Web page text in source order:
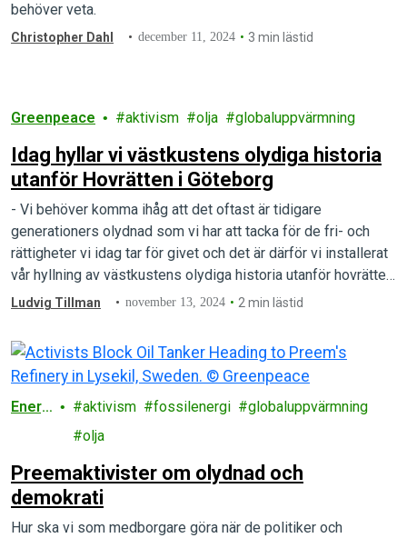
behöver veta.
Christopher Dahl december 11, 2024 3 min lästid
Greenpeace aktivism olja globaluppvärmning
Idag hyllar vi västkustens olydiga historia
utanför Hovrätten i Göteborg
- Vi behöver komma ihåg att det oftast är tidigare
generationers olydnad som vi har att tacka för de fri- och
rättigheter vi idag tar för givet och det är därför vi installerat
vår hyllning av västkustens olydiga historia utanför hovrätten
idag
Ludvig Tillman november 13, 2024 2 min lästid
Energ
aktivism fossilenergi
globaluppvärmning
olja
Preemaktivister om olydnad och
demokrati
Hur ska vi som medborgare göra när de politiker och